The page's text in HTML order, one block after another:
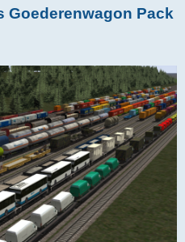
Goederenwagon Pack